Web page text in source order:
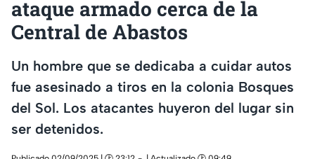
ataque armado cerca de la
Central de Abastos
Un hombre que se dedicaba a cuidar autos
fue asesinado a tiros en la colonia Bosques
del Sol. Los atacantes huyeron del lugar sin
ser detenidos.